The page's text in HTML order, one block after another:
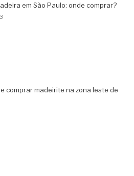
em São Paulo: onde comprar?
comprar madeirite na zona leste de